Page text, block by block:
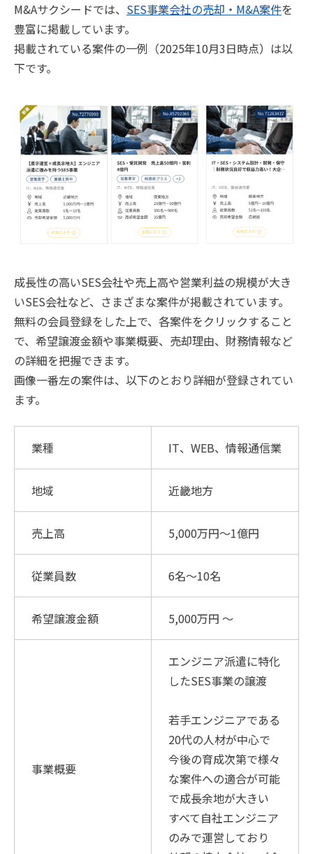
M&Aサクシードでは、 SES事業会社の売却・M&A案件を
豊富に掲載しています。
掲載されている案件の一例（2025年10月3日時点）は以
下です。
成長性の高いSES会社や売上高や営業利益の規模が大き
いSES会社など、さまざまな案件が掲載されています。
無料の会員登録をした上で、各案件をクリックすること
で、希望譲渡金額や事業概要、売却理由、財務情報など
の詳細を把握できます。
画像一番左の案件は、以下のとおり詳細が登録されてい
ます。
業種 IT、WEB、情報通信業
地域 近畿地方
売上高 5,000万円～1億円
従業員数 6名〜10名
希望譲渡金額 5,000万円 〜
事業概要
エンジニア派遣に特化
したSES事業の譲渡
若手エンジニアである
20代の人材が中心で
今後の育成次第で様々
な案件への適合が可能
で成長余地が大きい
すべて自社エンジニア
のみで運営しており